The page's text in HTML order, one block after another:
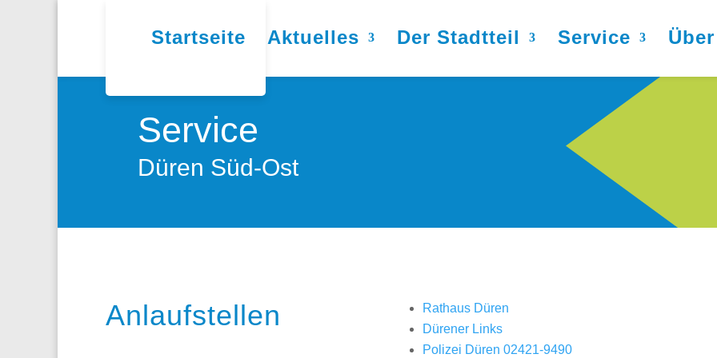
Startseite Aktuelles Der Stadtteil Service
Service
Düren Süd-Ost
Anlaufstellen
Rathaus Düren
Dürener Links
Polizei Düren 02421-9490